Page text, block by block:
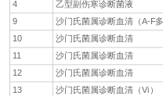
4 乙型副伤寒诊断菌液
9
沙门氏菌属诊断血清（A-F多
10
沙门氏菌属诊断血清
11 沙门氏菌属诊断血清
12 沙门氏菌属诊断血清
13
沙门氏菌属诊断血清（Vi）